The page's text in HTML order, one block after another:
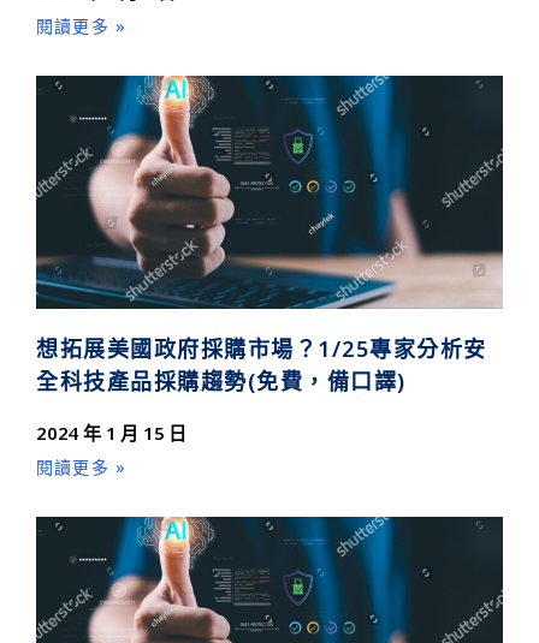
閱讀更多 »
想拓展美國政府採購市場？1/25專家分析安
全科技產品採購趨勢(免費，備口譯)
2024 年 1 月 15 日
閱讀更多 »